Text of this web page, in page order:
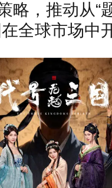
略，推动从“
全球市场中